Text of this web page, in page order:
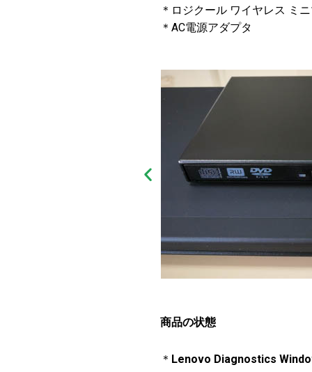
＊ロジクール ワイヤレス ミ
＊AC電源アダプタ
商品の状態
＊ Lenovo Diagnostics